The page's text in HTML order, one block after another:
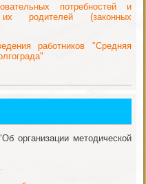
потребностей и
родителей (законных
работников "Средняя
организации методической